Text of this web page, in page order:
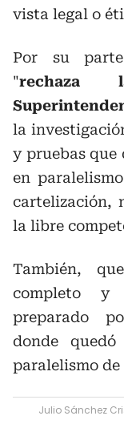
vista legal o
Por su
"
la
y pruebas que
en
cartelización,
la libre
También,
completo y
preparado
donde
paralelismo de
Julio Sánchez